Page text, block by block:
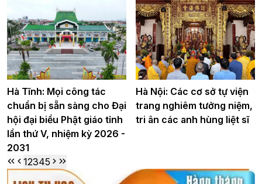
Hà Tĩnh: Mọi công tác
chuẩn bị sẵn sàng cho Đại
hội đại biểu Phật giáo tỉnh
lần thứ V, nhiệm kỳ 2026 -
2031
Hà Nội: Các cơ sở tự viện
trang nghiêm tưởng niệm,
tri ân các anh hùng liệt sĩ
12345